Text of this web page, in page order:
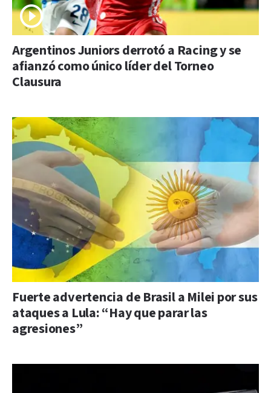
Argentinos Juniors derrotó a Racing y se
afianzó como único líder del Torneo
Clausura
Fuerte advertencia de Brasil a Milei por sus
ataques a Lula: “Hay que parar las
agresiones”